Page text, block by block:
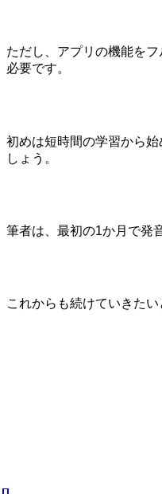
ただし、アプリの機能を
必要です。
初めは短時間の学習から
しょう。
筆者は、最初の1か月で発
これからも続けていきたい